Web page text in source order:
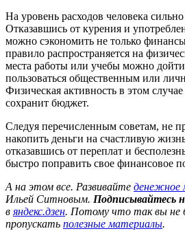
На уровень расходов человека
Отказавшись от курения и
можно сэкономить не только
правило распространяется на
места работы или учебы можно
пользоваться общественным или
Физическая активность в этом
сохранит бюджет.
Следуя перечисленным советам, не
накопить деньги на счастливую
отказавшись от переплат и
быстро поправить свое финансовое
А на этом все. Развивайте денежное
Ильей Ситновым. Подписывайтесь
в яндекс.дзен. Потому что так вы не
пропускать полезные материалы.